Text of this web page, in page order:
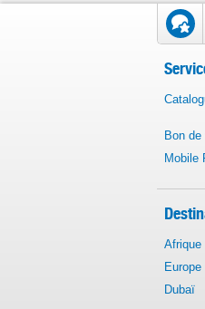
Bon
Mobile
Afrique
Europe
Dubaï